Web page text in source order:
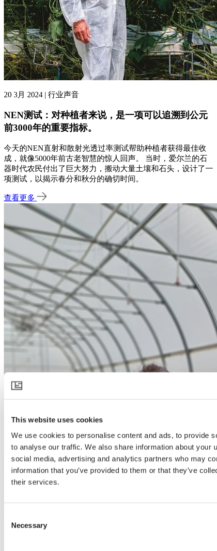
This website uses cookies
We use cookies to personalise content and ads, to provide
to analyse our traffic. We also share information about your
social media, advertising and analytics partners who may
information that you’ve provided to them or that they’ve
their services.
Selection
Necessary
20 3月 2024 | 行业声音
NEN测试：对种植者来说，是一项可以追溯到公元
前3000年的重要指标。
今天的NEN直射和散射光透过率测试帮助种植者获得最佳收
成，就像5000年前古老智慧的惊人回声。 当时，爱尔兰的石
器时代农民付出了巨大努力，搬动大量土壤和石头，设计了一
项测试，以揭示春分和秋分的确切时间。
查看更多